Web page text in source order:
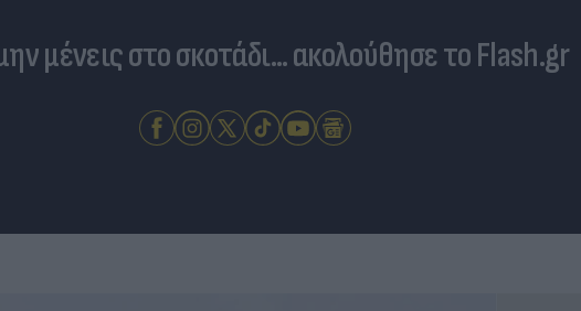
μένεις στο σκοτάδι... ακολούθησε το Flash.gr